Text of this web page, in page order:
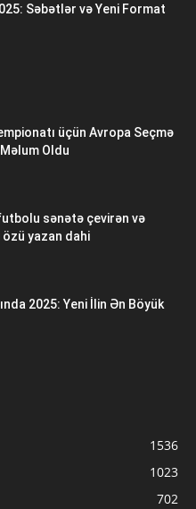
Səbətlər və Yeni Format
üçün Avropa Seçmə
Oldu
sənətə çevirən və
yazan dahi
2025: Yeni İlin Ən Böyük
1536
1023
702